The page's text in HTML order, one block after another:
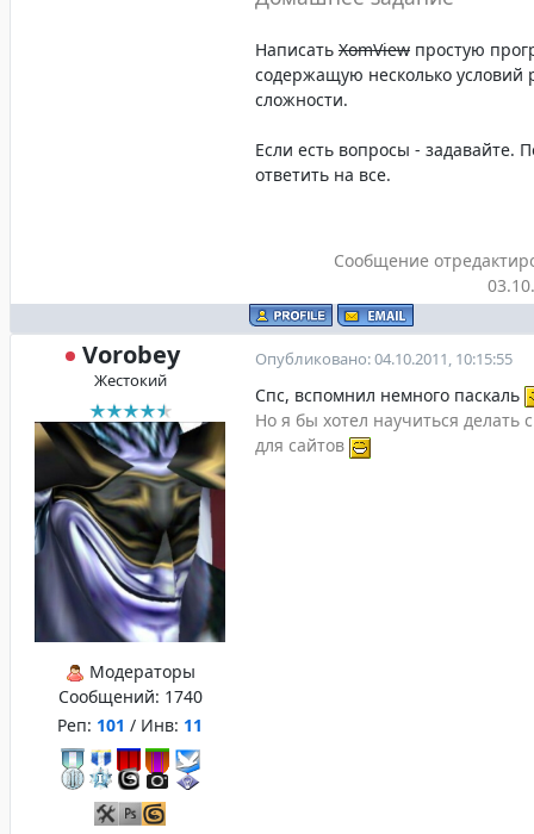
Написать XomView простую
содержащую несколько условий
сложности.
Если есть вопросы - задавайте.
ответить на все.
Сообщение
Vorobey
Жестокий
Модераторы
Сообщений: 1740
Реп: 101 / Инв: 11
Опубликовано: 04.10.2011, 10:15:55
Спс, вспомнил немного паскаль
Но я бы хотел научиться делать
для сайтов